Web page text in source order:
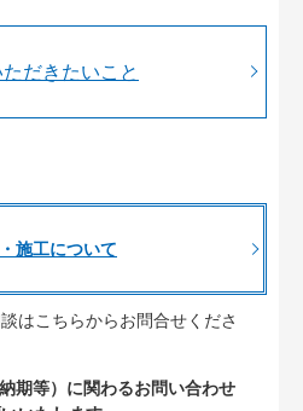
だきたいこと
施工について
はこちらからお問合せくださ
期等）に関わるお問い合わせ